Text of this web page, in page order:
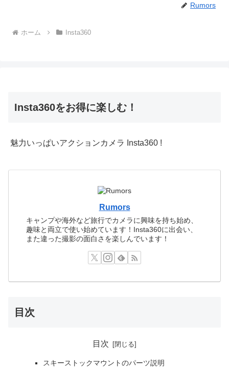
Rumors
ホーム Insta360
Insta360をお得に楽しむ！
魅力いっぱいアクションカメラ Insta360 !
Rumors
キャンプや海外など旅行でカメラに興味を持ち始め、
趣味と両立で使い始めています！Insta360に出会い、
また違った撮影の面白さを楽しんでいます！
目次
目次
スキーストックマウントのパーツ説明